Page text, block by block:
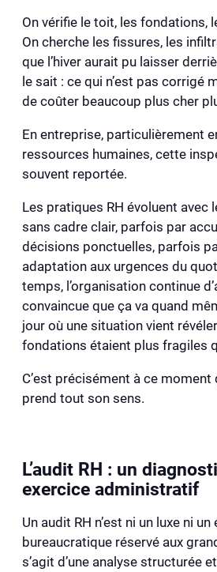
On vérifie le toit, les fondations,
On cherche les fissures, les
que l’hiver aurait pu laisser
le sait : ce qui n’est pas corrigé
de coûter beaucoup plus cher
En entreprise, particulièrement
ressources humaines, cette
souvent reportée.
Les pratiques RH évoluent avec
sans cadre clair, parfois par
décisions ponctuelles, parfois
adaptation aux urgences du
temps, l’organisation continue
convaincue que ça va quand
jour où une situation vient
fondations étaient plus fragiles
C’est précisément à ce moment
prend tout son sens.
L’audit RH : un
exercice administratif
Un audit RH n’est ni un luxe ni un
bureaucratique réservé aux
s’agit d’une analyse structurée